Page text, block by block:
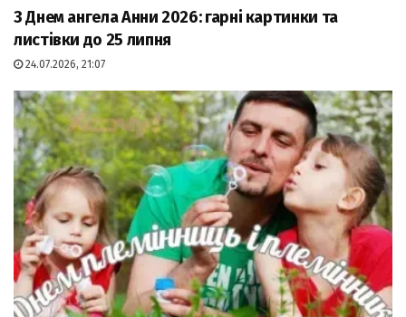
З Днем ангела Анни 2026: гарні картинки та
листівки до 25 липня
24.07.2026, 21:07